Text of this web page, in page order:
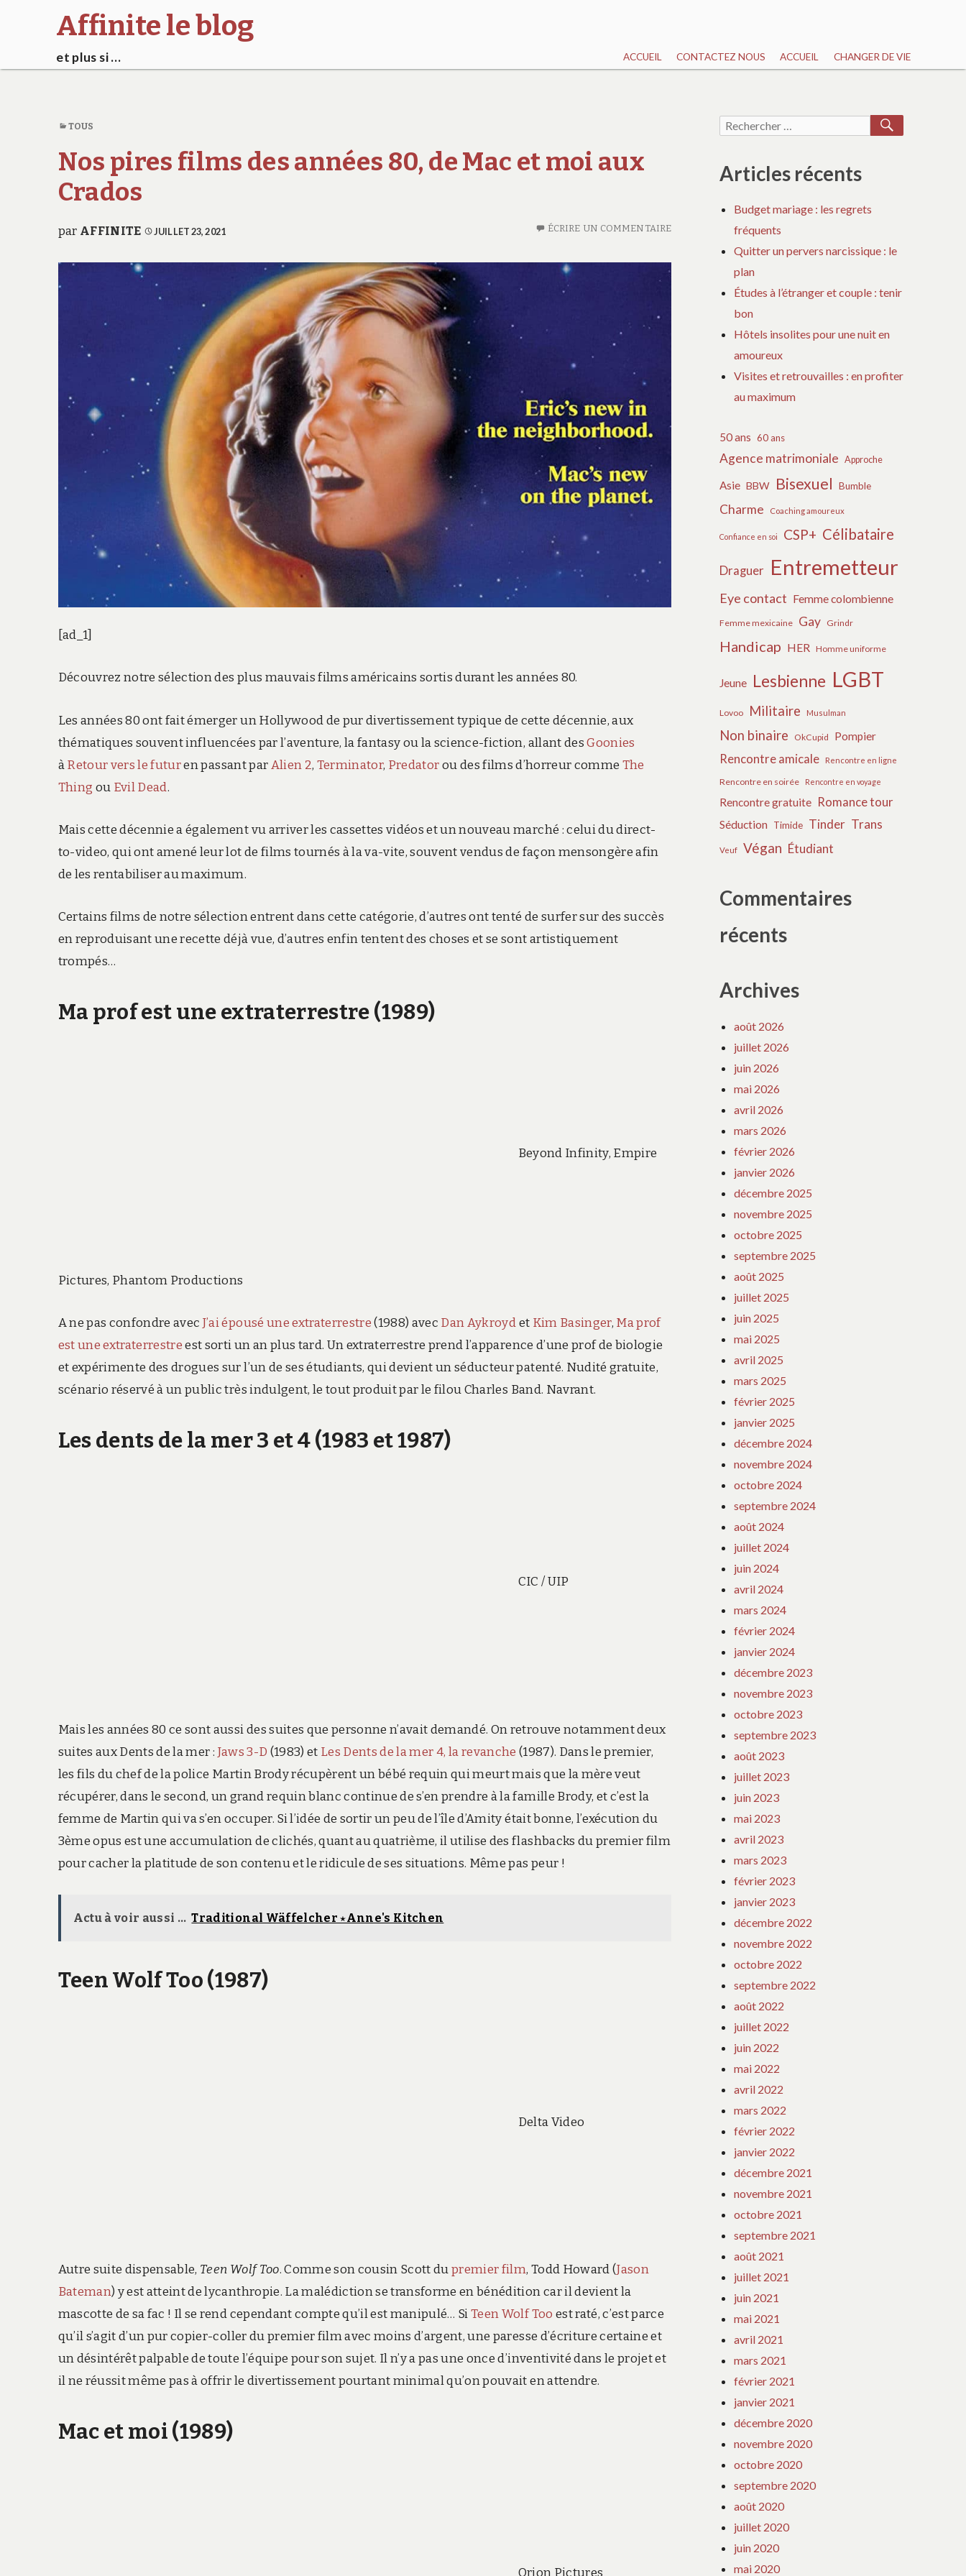
Affinite le blog
et plus si … ACCUEIL CONTACTEZ NOUS ACCUEIL CHANGER DE VIE
TOUS
Nos pires films des années 80, de Mac et moi aux
Crados
par AFFINITE JUILLET 23, 2021 ÉCRIRE UN COMMENTAIRE
[ad_1]
Découvrez notre sélection des plus mauvais films américains sortis durant les années 80.
Les années 80 ont fait émerger un Hollywood de pur divertissement typique de cette décennie, aux
thématiques souvent influencées par l’aventure, la fantasy ou la science-fiction, allant desGoonies
àRetour vers le futuren passant parAlien 2, Terminator, Predatorou des films d’horreur comme The
Thing ou Evil Dead.
Mais cette décennie a également vu arriver les cassettes vidéos et un nouveau marché : celui du direct-
to-video, qui ont amené leur lot de films tournés à la va-vite, souvent vendus de façon mensongère afin
de les rentabiliser au maximum.
Certains films de notre sélection entrent dans cette catégorie, d’autres ont tenté de surfer sur des succès
en reproduisant une recette déjà vue, d’autres enfin tentent des choses et se sont artistiquement
trompés…
Ma prof est une extraterrestre (1989)
Beyond Infinity, Empire
Pictures, Phantom Productions
A ne pas confondre avec J’ai épousé une extraterrestre(1988) avec Dan Aykroydet Kim Basinger, Ma prof
est une extraterrestreest sorti un an plus tard. Un extraterrestre prend l’apparence d’une prof de biologie
et expérimente des drogues sur l’un de ses étudiants, qui devient un séducteur patenté. Nudité gratuite,
scénario réservé à un public très indulgent, le tout produit par le filouCharles Band. Navrant.
Les dents de la mer 3 et 4 (1983 et 1987)
CIC / UIP
Mais les années 80 ce sont aussi des suites que personne n’avait demandé. On retrouve notamment deux
suites aux Dents de la mer : Jaws 3-D (1983) et Les Dents de la mer 4, la revanche (1987). Dans le premier,
les fils du chef de la police Martin Brody récupèrent un bébé requin qui meurt mais que la mère veut
récupérer, dans le second, un grand requin blanc continue de s’en prendre à la famille Brody, et c’est la
femme de Martin qui va s’en occuper. Si l’idée de sortir un peu de l’île d’Amity était bonne, l’exécution du
3ème opus est une accumulation de clichés, quant au quatrième, il utilise des flashbacks du premier film
pour cacher la platitude de son contenu et le ridicule de ses situations. Même pas peur !
Actu à voir aussi ... Traditional Wäffelcher ⋆Anne's Kitchen
Teen Wolf Too (1987)
Delta Video
Autre suite dispensable, Teen Wolf Too. Comme son cousin Scott dupremier film, Todd Howard (Jason
Bateman) y est atteint de lycanthropie. La malédiction se transforme en bénédition car il devient la
mascotte de sa fac ! Il se rend cependant compte qu’il est manipulé… SiTeen Wolf Too est raté, c’est parce
qu’il s’agit d’un pur copier-coller du premier film avec moins d’argent, une paresse d’écriture certaine et
un désintérêt palpable de toute l’équipe pour son sujet. Il n’y a pas une once d’inventivité dans le projet et
il ne réussit même pas à offrir le divertissement pourtant minimal qu’on pouvait en attendre.
Mac et moi (1989)
Recherche
Articles récents
Budget mariage : les regrets
fréquents
Quitter un pervers narcissique : le
plan
Études à l’étranger et couple : tenir
bon
Hôtels insolites pour une nuit en
amoureux
Visites et retrouvailles : en profiter
au maximum
50 ans 60 ans
Agence matrimoniale Approche
Asie BBW Bisexuel Bumble
Charme Coaching amoureux
Confiance en soi CSP+ Célibataire
Draguer Entremetteur
Eye contact Femme colombienne
Femme mexicaine Gay Grindr
Handicap HER Homme uniforme
Jeune Lesbienne LGBT
Lovoo Militaire Musulman
Non binaire OkCupid Pompier
Rencontre amicale Rencontre en ligne
Rencontre en soirée Rencontre en voyage
Rencontre gratuite Romance tour
Séduction Timide Tinder Trans
Veuf Végan Étudiant
Commentaires
récents
Archives
août 2026
juillet 2026
juin 2026
mai 2026
avril 2026
mars 2026
février 2026
janvier 2026
décembre 2025
novembre 2025
octobre 2025
septembre 2025
août 2025
juillet 2025
juin 2025
mai 2025
avril 2025
mars 2025
février 2025
janvier 2025
décembre 2024
novembre 2024
octobre 2024
septembre 2024
août 2024
juillet 2024
juin 2024
avril 2024
mars 2024
février 2024
janvier 2024
décembre 2023
novembre 2023
octobre 2023
septembre 2023
août 2023
juillet 2023
juin 2023
mai 2023
avril 2023
mars 2023
février 2023
janvier 2023
décembre 2022
novembre 2022
octobre 2022
septembre 2022
août 2022
juillet 2022
juin 2022
mai 2022
avril 2022
mars 2022
février 2022
janvier 2022
décembre 2021
novembre 2021
octobre 2021
septembre 2021
août 2021
juillet 2021
juin 2021
mai 2021
avril 2021
mars 2021
février 2021
janvier 2021
décembre 2020
novembre 2020
octobre 2020
septembre 2020
août 2020
juillet 2020
juin 2020
mai 2020